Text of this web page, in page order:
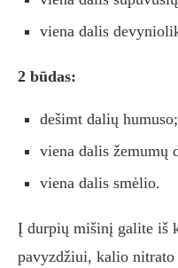
viena dalis
2 būdas:
dešimt dalių humuso;
viena dalis žemumų
viena dalis smėlio.
Į durpių mišinį galite iš
pavyzdžiui, kalio nitrato